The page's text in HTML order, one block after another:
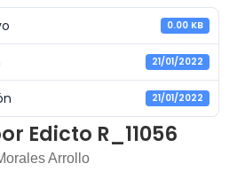
0.00 KB
21/01/2022
21/01/2022
Edicto R_11056
Arrollo